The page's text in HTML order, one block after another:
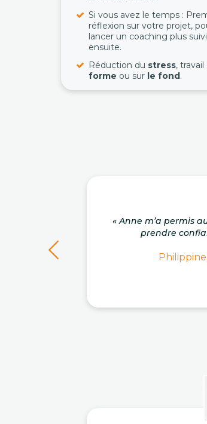
Si vous avez le temps :
réflexion sur votre projet,
lancer un coaching plus suivi
ensuite.
Réduction du stress, travail
forme ou sur le fond.
« Anne m’a permis
prendre